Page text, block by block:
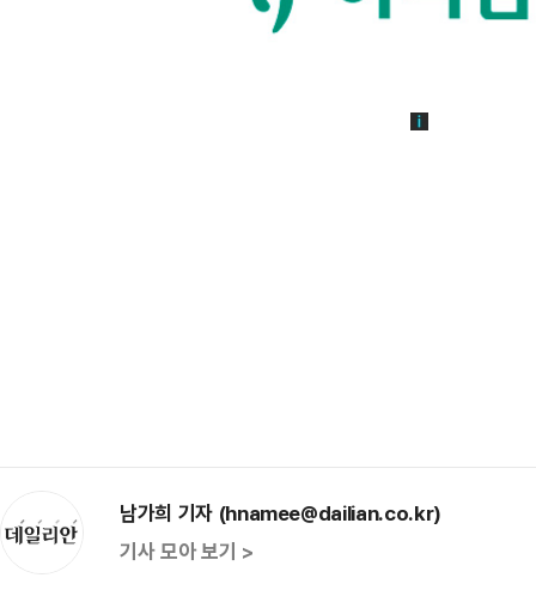
남가희 기자 (hnamee@dailian.co.kr)
기사 모아 보기 >